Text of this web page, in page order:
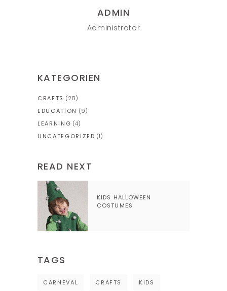
ADMIN
Administrator
KATEGORIEN
CRAFTS (28)
EDUCATION (9)
LEARNING (4)
UNCATEGORIZED (1)
READ NEXT
KIDS HALLOWEEN
COSTUMES
TAGS
CARNEVAL CRAFTS KIDS